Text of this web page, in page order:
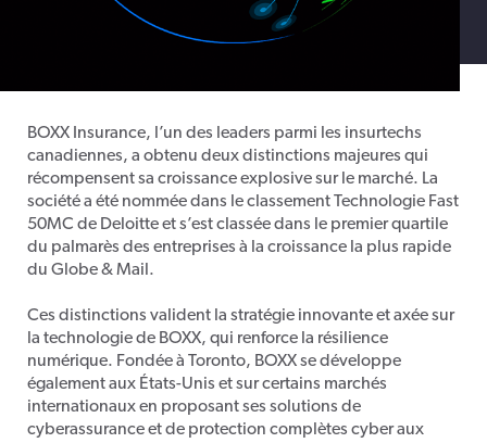
BOXX Insurance, l’un des leaders parmi les insurtechs
canadiennes, a obtenu deux distinctions majeures qui
récompensentsa croissanceexplosive sur le marché. La
société a été nomméedans leclassementTechnologie Fast
50MC de Deloitteets’estclasséedans le premier quartile
du palmarès des entreprises à la croissance la plus rapide
du Globe & Mail .
Ces distinctions valident la stratégie innovante et axée sur
la technologie de BOXX, qui renforce la résilience
numérique. Fondée à Toronto, BOXX se développe
également aux États-Unis et sur certains marchés
internationaux en proposant ses solutions de
cyberassurance et de protection complètes cyber aux